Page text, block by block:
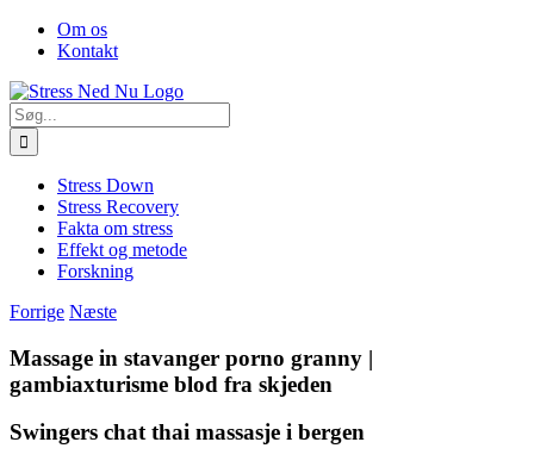
Skip
FacebookOm os
Kontakt
Søg
efter:
Stress Down
Stress Recovery
Fakta om stress
Effekt og metode
Forskning
Forrige Næste
Massage in stavanger porno granny |
gambiaxturisme blod fra skjeden
Swingers chat thai massasje i bergen